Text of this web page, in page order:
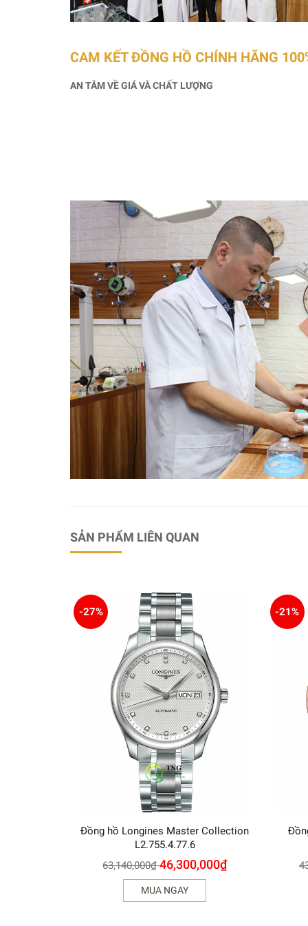
CAM KẾT ĐỒNG HỒ CHÍNH HÃNG
AN TÂM VỀ GIÁ VÀ CHẤT LƯỢNG
SẢN PHẨM LIÊN QUAN
-27%
Đồng hồ Longines Master Collection
L2.755.4.77.6
63,140,000₫ 46,300,000₫
MUA NGAY
-21%